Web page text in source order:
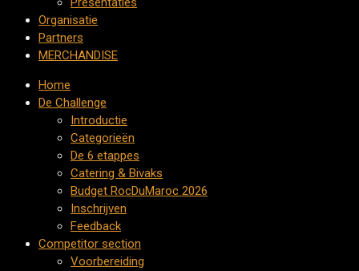
Organisatie
Partners
MERCHANDISE
Home
De Challenge
Introductie
Categorieën
De 6 etappes
Catering & Bivaks
Budget RocDuMaroc 2026
Inschrijven
Feedback
Competitor section
Voorbereiding